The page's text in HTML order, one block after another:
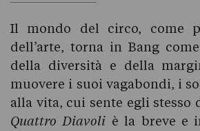
Il mondo del circo, come
dell’arte, torna in Bang
della diversità e della
muovere i suoi vagabondi, i
alla vita, cui sente egli stesso
Quattro Diavoli è la breve e